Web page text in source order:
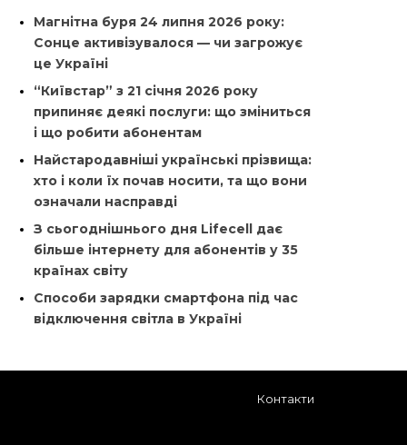
Магнітна буря 24 липня 2026 року:
Сонце активізувалося — чи загрожує
це Україні
“Київстар” з 21 січня 2026 року
припиняє деякі послуги: що зміниться
і що робити абонентам
Найстародавніші українські прізвища:
хто і коли їх почав носити, та що вони
означали насправді
З сьогоднішнього дня Lifecell дає
більше інтернету для абонентів у 35
країнах світу
Способи зарядки смартфона під час
відключення світла в Україні
Контакти